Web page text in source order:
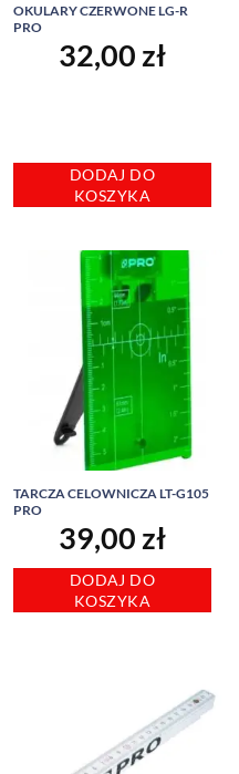
OKULARY CZERWONE LG-R
PRO
32,00 zł
DODAJ DO
KOSZYKA
TARCZA CELOWNICZA LT-G105
PRO
39,00 zł
DODAJ DO
KOSZYKA